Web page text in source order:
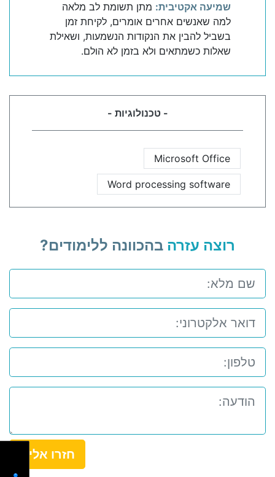
שמיעה אקטיבית: מתן תשומת לב מלאה
למה שאנשים אחרים אומרים, לקיחת זמן
בשביל להבין את הנקודות הנשמעות, ושאילת
שאלות כשמתאים ולא בזמן לא הולם.
- טכנולוגיות -
Microsoft Office
Word processing software
רוצה עזרה בהכוונה ללימודים?
חזרו אלי